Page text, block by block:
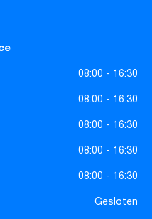
08:00 - 16:30
08:00 - 16:30
08:00 - 16:30
08:00 - 16:30
08:00 - 16:30
Gesloten